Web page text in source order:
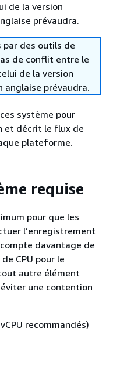
de la version
prévaudra.
des outils de
de conflit entre le
de la version
anglaise prévaudra.
système pour
et décrit le flux de
plateforme.
requise
pour que les
l’enregistrement
davantage de
CPU pour le
autre élément
une contention
recommandés)